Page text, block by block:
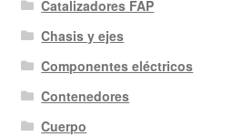
Catalizadores FAP
Chasis y ejes
Componentes eléctricos
Contenedores
Cuerpo